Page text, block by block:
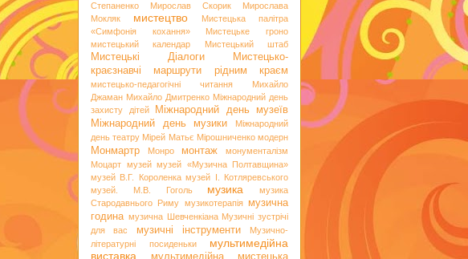
Степаненко
Мирослав Скорик
Мирослава
Мокляк
мистецтво
Мистецька палітра
«Симфонія кохання»
Мистецьке гроно
мистецький календар
Мистецький штаб
Мистецькі Діалоги
Мистецько-
краєзнавчі маршрути рідним краєм
мистецько-педагогічні читання
Михайло
Джаман Михайло Дмитренко Міжнародний день
захисту дітей
Міжнародний день музеїв
Міжнародний день музики
Міжнародний
день театру Мірей Матьє Мірошниченко модерн
Монмартр Монро монтаж
монументалізм
Моцарт музей музей «Музична Полтавщина»
музей В.Г. Короленка музей І. Котляревського
музей. М.В. Гоголь
музика
музика
Стародавнього Риму музикотерапія
музична
година музична Шевченкіана Музичні зустрічі
для вас
музичні інструменти
Музично-
літературні посиденьки
мультимедійна
виставка
мультимедійна мистецька